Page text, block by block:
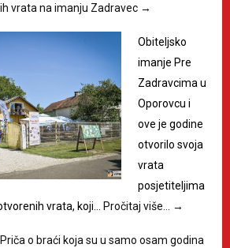
vrata na imanju Zadravec →
Obiteljsko
imanje Pre
Zadravcima u
Oporovcu i
ove je godine
otvorilo svoja
vrata
posjetiteljima
vrata, koji… Pročitaj više… →
o braći koja su u samo osam godina